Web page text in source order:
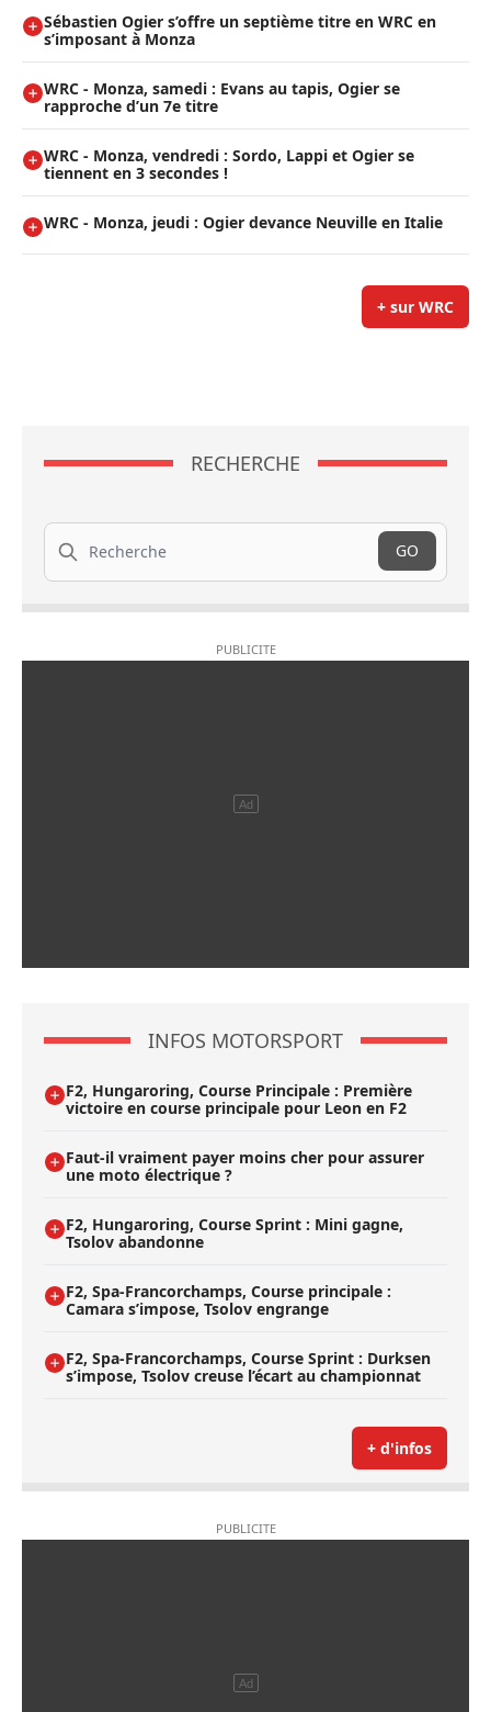
Sébastien Ogier s’offre un septième titre en WRC en
s’imposant à Monza
WRC - Monza, samedi : Evans au tapis, Ogier se
rapproche d’un 7e titre
WRC - Monza, vendredi : Sordo, Lappi et Ogier se
tiennent en 3 secondes !
WRC - Monza, jeudi : Ogier devance Neuville en Italie
+ sur WRC
RECHERCHE
Recherche
GO
INFOS MOTORSPORT
F2, Hungaroring, Course Principale : Première
victoire en course principale pour Leon en F2
Faut-il vraiment payer moins cher pour assurer
une moto électrique ?
F2, Hungaroring, Course Sprint : Mini gagne,
Tsolov abandonne
F2, Spa-Francorchamps, Course principale :
Camara s’impose, Tsolov engrange
F2, Spa-Francorchamps, Course Sprint : Durksen
s’impose, Tsolov creuse l’écart au championnat
+ d'infos